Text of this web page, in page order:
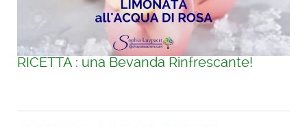
RICETTA : una Bevanda Rinfrescante!